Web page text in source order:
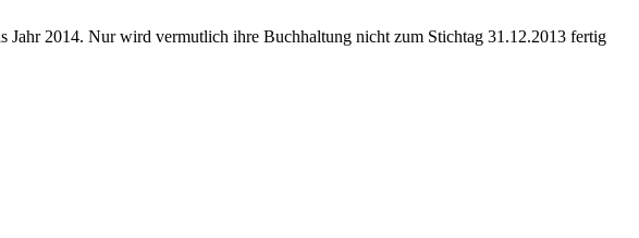
Jahr 2014. Nur wird vermutlich ihre Buchhaltung nicht zum Stichtag 31.12.2013 fertig